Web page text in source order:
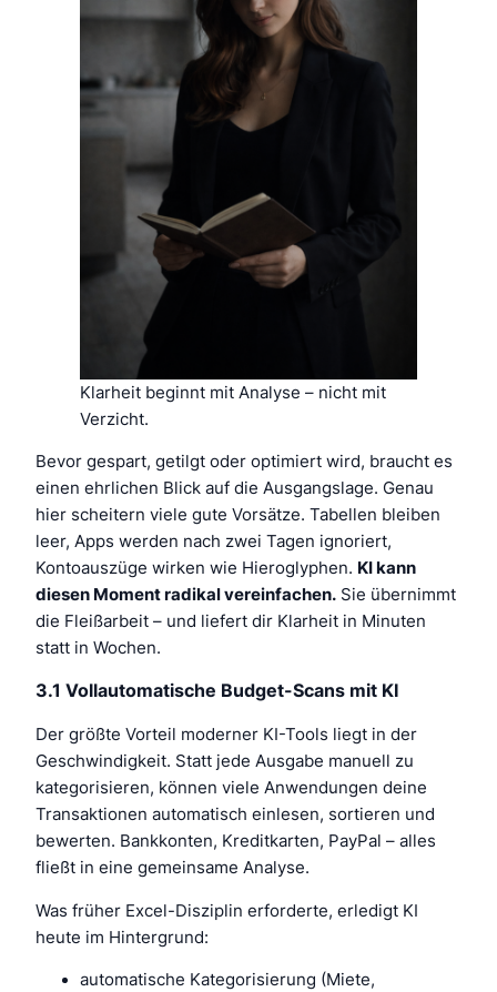
Klarheit beginnt mit Analyse – nicht mit
Verzicht.
Bevor gespart, getilgt oder optimiert wird, braucht es
einen ehrlichen Blick auf die Ausgangslage. Genau
hier scheitern viele gute Vorsätze. Tabellen bleiben
leer, Apps werden nach zwei Tagen ignoriert,
Kontoauszüge wirken wie Hieroglyphen. KI kann
diesen Moment radikal vereinfachen. Sie übernimmt
die Fleißarbeit – und liefert dir Klarheit in Minuten
statt in Wochen.
3.1 Vollautomatische Budget-Scans mit KI
Der größte Vorteil moderner KI-Tools liegt in der
Geschwindigkeit. Statt jede Ausgabe manuell zu
kategorisieren, können viele Anwendungen deine
Transaktionen automatisch einlesen, sortieren und
bewerten. Bankkonten, Kreditkarten, PayPal – alles
fließt in eine gemeinsame Analyse.
Was früher Excel-Disziplin erforderte, erledigt KI
heute im Hintergrund:
automatische Kategorisierung (Miete,